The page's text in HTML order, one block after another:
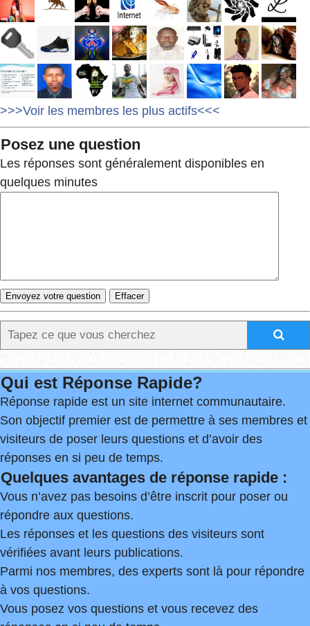
>>>Voir les membres les plus actifs<<<
Posez une question
Les réponses sont généralement disponibles en
quelques minutes
Qui est Réponse Rapide?
Réponse rapide est un site internet communautaire.
Son objectif premier est de permettre à ses membres et
visiteurs de poser leurs questions et d’avoir des
réponses en si peu de temps.
Quelques avantages de réponse rapide :
Vous n’avez pas besoins d’être inscrit pour poser ou
répondre aux questions.
Les réponses et les questions des visiteurs sont
vérifiées avant leurs publications.
Parmi nos membres, des experts sont là pour répondre
à vos questions.
Vous posez vos questions et vous recevez des